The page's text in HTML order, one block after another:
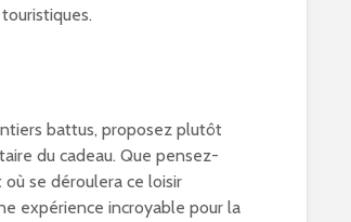
battus, proposez plutôt
du cadeau. Que pensez-
se déroulera ce loisir
expérience incroyable pour la